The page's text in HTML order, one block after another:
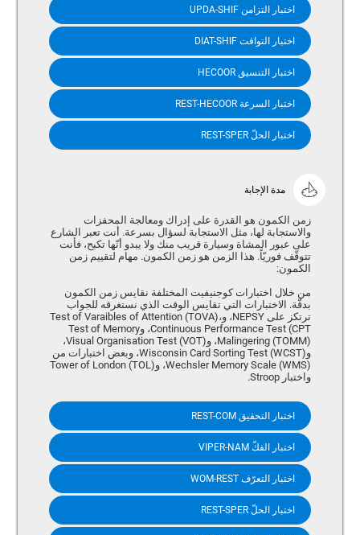
اختبار التزامن UPDA-SHIF
اختبار التواقت DIAT-SHIF
اختبار التنسيق HECOOR
اختبار السرعة REST-HECOOR
اختبار الحلّ REST-SPER
مدة الإجابة
زمن الكمون هو القدرة على إدراك ومعالجة المحفزات
والاستجابة لها، مثل الاستجابة لسؤال بسرعة. أنت تعبر الشارع
على عبور المشاة وسيارة قريب منك ولا يبدو أنّها تكبح، فأنت
تتوقّف فوريّاً. هذا الزمن هو زمن الكمون. مهام لتقييم زمن
الكمون:
من خلال اختبارات كوجنيفيت المختلفة نقايس زمن الكمون
بدقّة. الاختبارات التي تقايس الوقت الذي نستغرقه للجواب
ترتكز على NEPSY، وTest of Varaibles of Attention (TOVA)،
Continuous Performance Test (CPT، وTest of Memory
Malingering (TOMM)، و(Visual Organisation Test (VOT،
وWisconsin Card Sorting Test (WCST)، وبعض اختبارات من
(Wechsler Memory Scale (WMS، وTower of London (TOL)
واختبار Stroop.
اختبار التحقيق REST-COM
اختبار الفكّ VIPER-NAM
اختبار التعرّف WOM-REST
اختبار الحلّ REST-SPER